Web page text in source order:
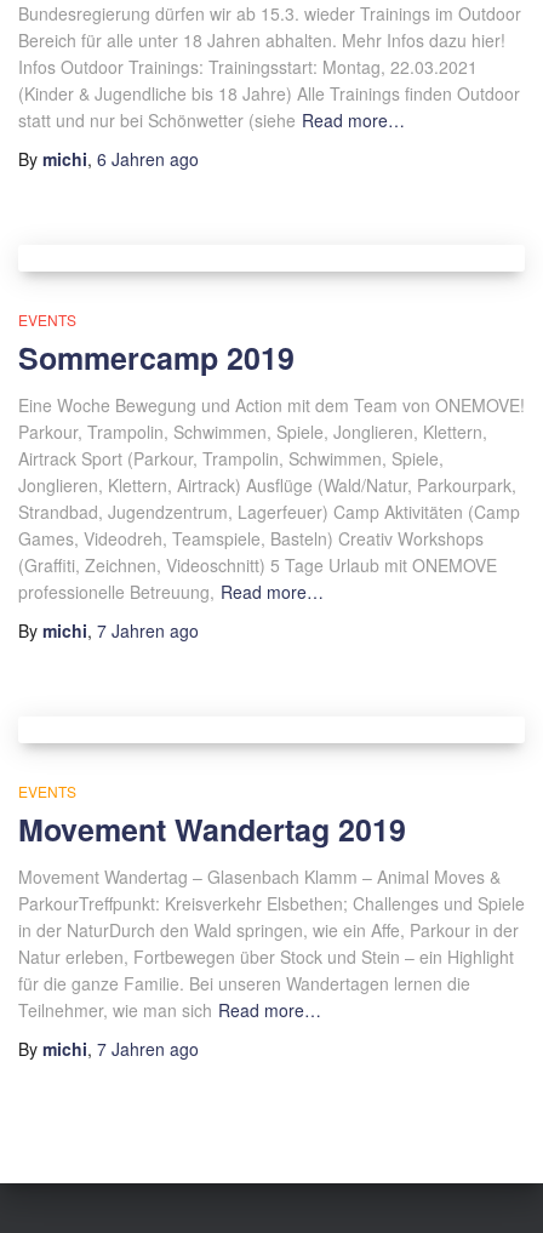
Bundesregierung dürfen wir ab 15.3. wieder Trainings im Outdoor
Bereich für alle unter 18 Jahren abhalten. Mehr Infos dazu hier!
Infos Outdoor Trainings: Trainingsstart: Montag, 22.03.2021
(Kinder & Jugendliche bis 18 Jahre) Alle Trainings finden Outdoor
statt und nur bei Schönwetter (siehe Read more…
By michi, 6 Jahren ago
EVENTS
Sommercamp 2019
Eine Woche Bewegung und Action mit dem Team von ONEMOVE!
Parkour, Trampolin, Schwimmen, Spiele, Jonglieren, Klettern,
Airtrack Sport (Parkour, Trampolin, Schwimmen, Spiele,
Jonglieren, Klettern, Airtrack) Ausflüge (Wald/Natur, Parkourpark,
Strandbad, Jugendzentrum, Lagerfeuer) Camp Aktivitäten (Camp
Games, Videodreh, Teamspiele, Basteln) Creativ Workshops
(Graffiti, Zeichnen, Videoschnitt) 5 Tage Urlaub mit ONEMOVE
professionelle Betreuung, Read more…
By michi, 7 Jahren ago
EVENTS
Movement Wandertag 2019
Movement Wandertag – Glasenbach Klamm – Animal Moves &
ParkourTreffpunkt: Kreisverkehr Elsbethen; Challenges und Spiele
in der NaturDurch den Wald springen, wie ein Affe, Parkour in der
Natur erleben, Fortbewegen über Stock und Stein – ein Highlight
für die ganze Familie. Bei unseren Wandertagen lernen die
Teilnehmer, wie man sich Read more…
By michi, 7 Jahren ago